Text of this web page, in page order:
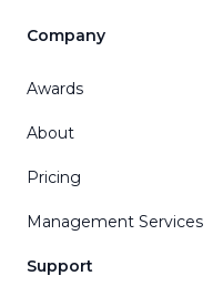
Company
Awards
About
Pricing
Management Services
Support